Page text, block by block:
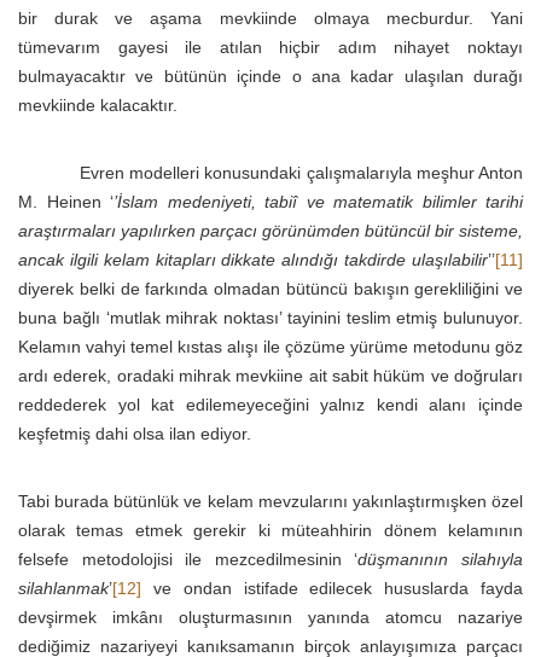
bir durak ve aşama mevkiinde olmaya mecburdur. Yani
tümevarım gayesi ile atılan hiçbir adım nihayet noktayı
bulmayacaktır ve bütünün içinde o ana kadar ulaşılan durağı
mevkiinde kalacaktır.
Evren modelleri konusundaki çalışmalarıyla meşhur Anton
M. Heinen ‘’İslam medeniyeti, tabiî ve matematik bilimler tarihi
araştırmaları yapılırken parçacı görünümden bütüncül bir sisteme,
ancak ilgili kelam kitapları dikkate alındığı takdirde ulaşılabilir’’[11]
diyerek belki de farkında olmadan bütüncü bakışın gerekliliğini ve
buna bağlı ‘mutlak mihrak noktası’ tayinini teslim etmiş bulunuyor.
Kelamın vahyi temel kıstas alışı ile çözüme yürüme metodunu göz
ardı ederek, oradaki mihrak mevkiine ait sabit hüküm ve doğruları
reddederek yol kat edilemeyeceğini yalnız kendi alanı içinde
keşfetmiş dahi olsa ilan ediyor.
Tabi burada bütünlük ve kelam mevzularını yakınlaştırmışken özel
olarak temas etmek gerekir ki müteahhirin dönem kelamının
felsefe metodolojisi ile mezcedilmesinin ‘düşmanının silahıyla
silahlanmak’[12] ve ondan istifade edilecek hususlarda fayda
devşirmek imkânı oluşturmasının yanında atomcu nazariye
dediğimiz nazariyeyi kanıksamanın birçok anlayışımıza parçacı